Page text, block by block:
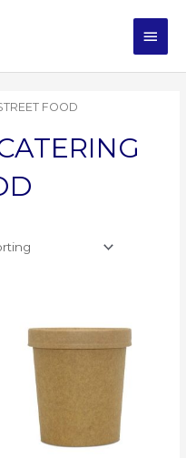
Main
FOOD